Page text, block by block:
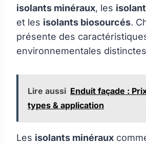
isolants minéraux, les
et les isolants biosourcés.
présente des
environnementales
Lire aussi Enduit façade :
types & application
Les isolants minéraux